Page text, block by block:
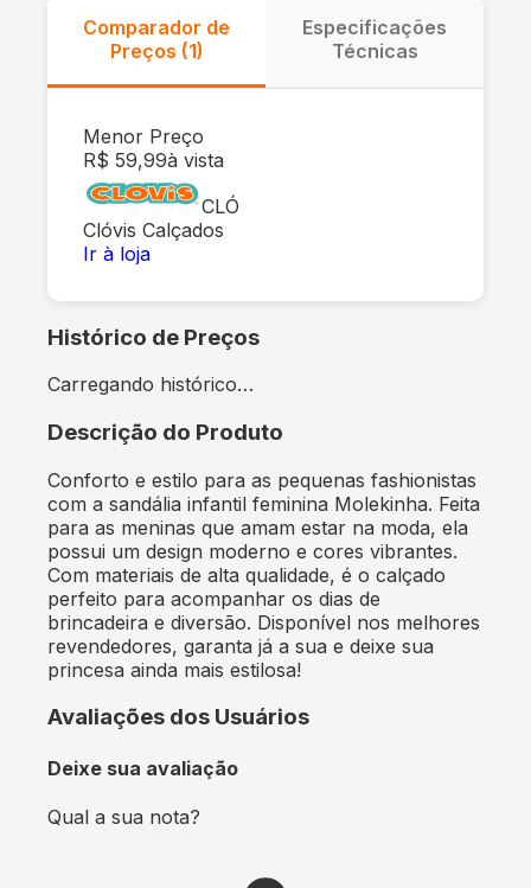
Comparador de
Preços (1)
Especificações
Técnicas
Menor Preço
R$ 59,99à vista
CLÓ
Clóvis Calçados
Ir à loja
Histórico de Preços
Carregando histórico…
Descrição do Produto
Conforto e estilo para as pequenas fashionistas
com a sandália infantil feminina Molekinha. Feita
para as meninas que amam estar na moda, ela
possui um design moderno e cores vibrantes.
Com materiais de alta qualidade, é o calçado
perfeito para acompanhar os dias de
brincadeira e diversão. Disponível nos melhores
revendedores, garanta já a sua e deixe sua
princesa ainda mais estilosa!
Avaliações dos Usuários
Deixe sua avaliação
Qual a sua nota?